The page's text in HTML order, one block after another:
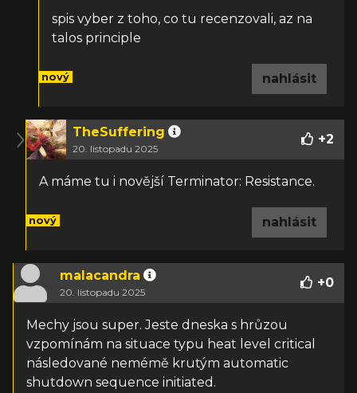
spis vyber z toho, co tu recenzovali, az na
talos principle
nový nahlásit
TheSuffering
20. listopadu 2025
+2
A máme tu i novější Terminator: Resistance.
nový nahlásit
malacandra
20. listopadu 2025
+0
Mechy jsou super. Jeste dneska s hrůzou
vzpomínám na situace typu heat level critical
následované nemémě krutým automatic
shutdown sequence initiated.